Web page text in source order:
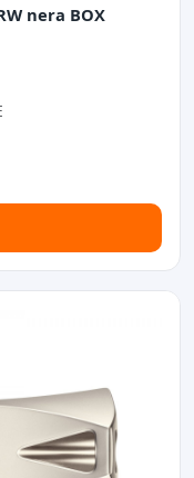
nera BOX